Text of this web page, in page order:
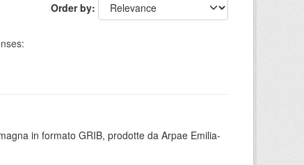
Order by
in formato GRIB, prodotte da Arpae Emilia-